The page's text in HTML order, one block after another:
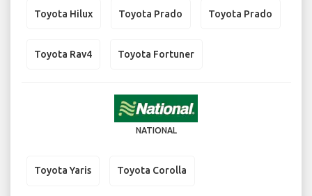
Toyota Hilux Toyota Prado Toyota Prado
Toyota Rav4 Toyota Fortuner
NATIONAL
Toyota Yaris Toyota Corolla